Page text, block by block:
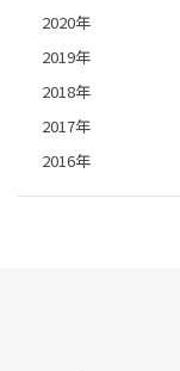
2020年
2019年
2018年
2017年
2016年